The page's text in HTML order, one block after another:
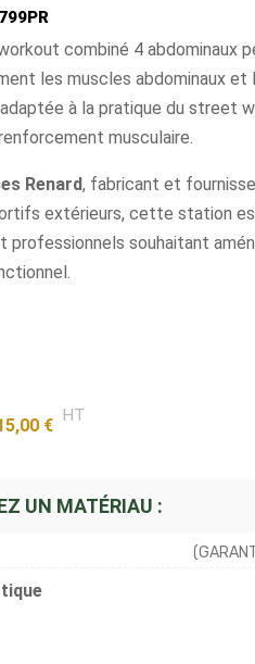
combiné 4 abdominaux
les muscles abdominaux et
à la pratique du street
musculaire.
Renard, fabricant et
extérieurs, cette station
souhaitant
€ HT
UN MATÉRIAU :